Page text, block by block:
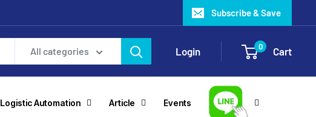
Subscribe & Save
All categories Login 0 Cart
Logistic Automation Article Events